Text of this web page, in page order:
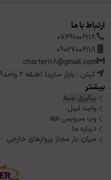
ارتباط با ما
07691006118
09027006118
charter118@gmail.com
کیش : بازار سارینا 1طبقه 2 واحد209
بیشتر
پیگیری بلیط
وایت لیبل
وب سرویس api
درباره ما
میزان بار مجاز پروازهای خارجی